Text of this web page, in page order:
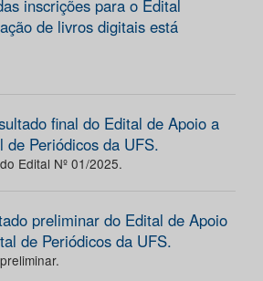
inscrições para o Edital
de livros digitais está
final do Edital de Apoio a
de Periódicos da UFS.
Edital Nº 01/2025.
preliminar do Edital de Apoio
de Periódicos da UFS.